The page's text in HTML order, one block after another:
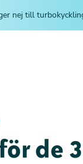
nej till
de